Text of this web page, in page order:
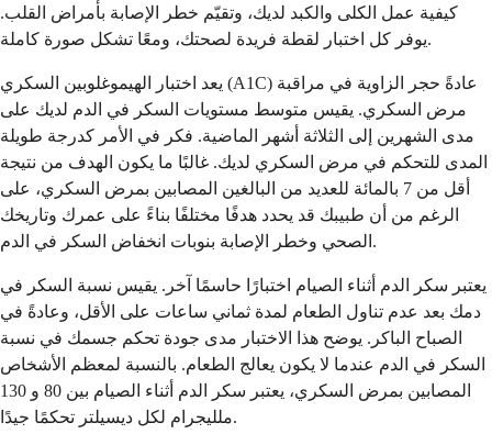
كيفية عمل الكلى والكبد لديك، وتقيّم خطر الإصابة بأمراض القلب.
يوفر كل اختبار لقطة فريدة لصحتك، ومعًا تشكل صورة كاملة.
يعد اختبار الهيموغلوبين السكري (A1C) عادةً حجر الزاوية في مراقبة
مرض السكري. يقيس متوسط مستويات السكر في الدم لديك على
مدى الشهرين إلى الثلاثة أشهر الماضية. فكر في الأمر كدرجة طويلة
المدى للتحكم في مرض السكري لديك. غالبًا ما يكون الهدف من نتيجة
أقل من 7 بالمائة للعديد من البالغين المصابين بمرض السكري، على
الرغم من أن طبيبك قد يحدد هدفًا مختلفًا بناءً على عمرك وتاريخك
الصحي وخطر الإصابة بنوبات انخفاض السكر في الدم.
يعتبر سكر الدم أثناء الصيام اختبارًا حاسمًا آخر. يقيس نسبة السكر في
دمك بعد عدم تناول الطعام لمدة ثماني ساعات على الأقل، وعادةً في
الصباح الباكر. يوضح هذا الاختبار مدى جودة تحكم جسمك في نسبة
السكر في الدم عندما لا يكون يعالج الطعام. بالنسبة لمعظم الأشخاص
المصابين بمرض السكري، يعتبر سكر الدم أثناء الصيام بين 80 و 130
ملليجرام لكل ديسيلتر تحكمًا جيدًا.